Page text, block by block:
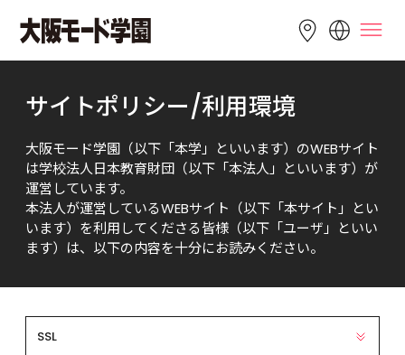
LANGUAGE
English 简体中文
한국어 Tiếng Việt
Bahasa
Indonesia
サイトポリシー/利用環境
大阪モード学園（以下「本学」といいます）のWEBサイト
は学校法人日本教育財団（以下「本法人」といいます）が
運営しています。
本法人が運営しているWEBサイト（以下「本サイト」とい
います）を利用してくださる皆様（以下「ユーザ」といい
ます）は、以下の内容を十分にお読みください。
SSL